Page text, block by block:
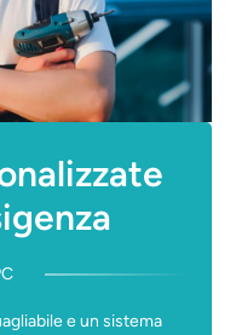
e un sistema